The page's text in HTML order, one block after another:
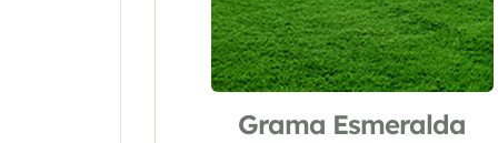
Grama Esmeralda